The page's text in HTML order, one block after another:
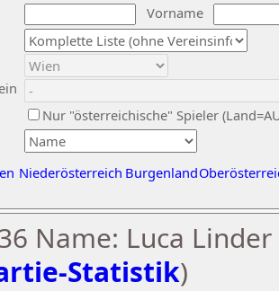
Vorname
Nur "österreichische" Spieler
Niederösterreich Burgenland
Name: Luca Linder
Statistik)